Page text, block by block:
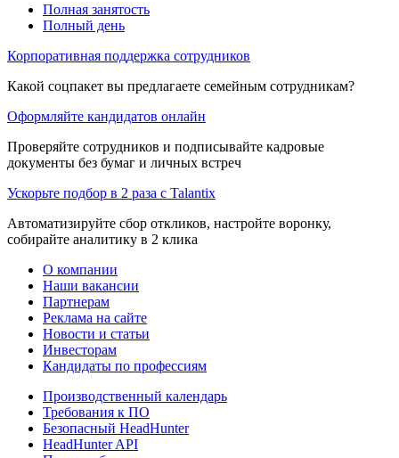
Полная занятость
Полный день
Корпоративная поддержка сотрудников
Какой соцпакет вы предлагаете семейным сотрудникам?
Оформляйте кандидатов онлайн
Проверяйте сотрудников и подписывайте кадровые
документы без бумаг и личных встреч
Ускорьте подбор в 2 раза с Talantix
Автоматизируйте сбор откликов, настройте воронку,
собирайте аналитику в 2 клика
О компании
Наши вакансии
Партнерам
Реклама на сайте
Новости и статьи
Инвесторам
Кандидаты по профессиям
Производственный календарь
Требования к ПО
Безопасный HeadHunter
HeadHunter API